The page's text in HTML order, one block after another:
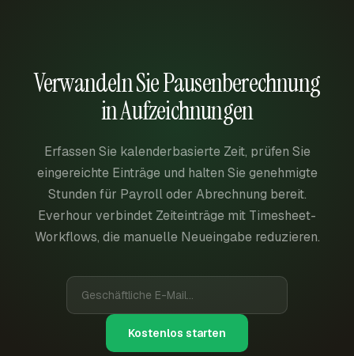
Verwandeln Sie Pausenberechnung
in Aufzeichnungen
Erfassen Sie kalenderbasierte Zeit, prüfen Sie
eingereichte Einträge und halten Sie genehmigte
Stunden für Payroll oder Abrechnung bereit.
Everhour verbindet Zeiteinträge mit Timesheet-
Workflows, die manuelle Neueingabe reduzieren.
Kostenlos starten